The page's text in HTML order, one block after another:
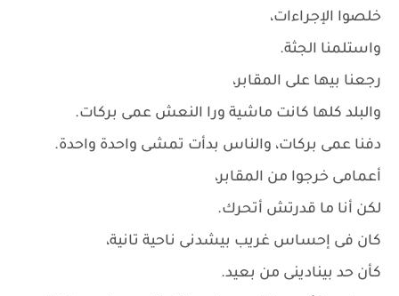
خلصوا الإجراءات،
واستلمنا الجثة.
رجعنا بيها على المقابر،
والبلد كلها كانت ماشية ورا النعش عمى بركات.
دفنا عمى بركات، والناس بدأت تمشى واحدة واحدة.
أعمامى خرجوا من المقابر،
لكن أنا ما قدرتش أتحرك.
كان فى إحساس غريب بيشدنى ناحية تانية،
كأن حد بينادينى من بعيد.